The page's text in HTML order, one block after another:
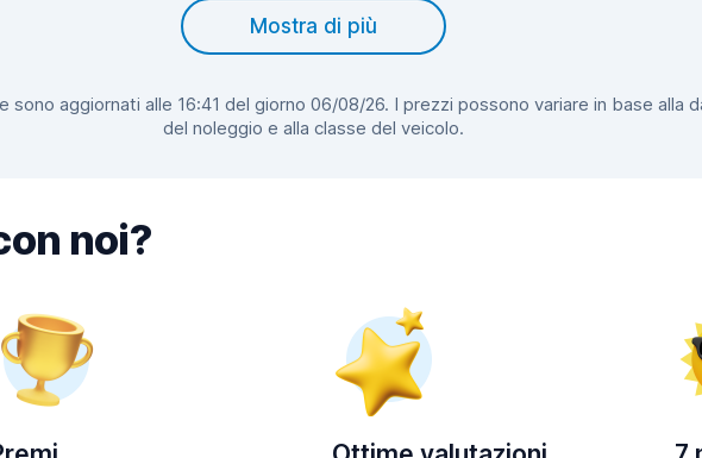
Mostra di più
aggiornati alle 16:41 del giorno 06/08/26. I prezzi possono variare in base alla
del noleggio e alla classe del veicolo.
noi?